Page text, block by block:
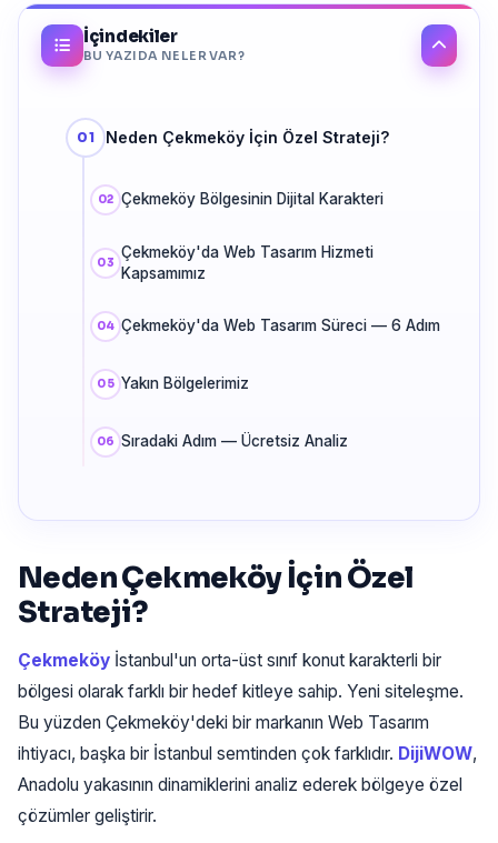
İçindekiler
BU YAZIDA NELER VAR?
Neden Çekmeköy İçin Özel Strateji?
Çekmeköy Bölgesinin Dijital Karakteri
Çekmeköy'da Web Tasarım Hizmeti
Kapsamımız
Çekmeköy'da Web Tasarım Süreci — 6 Adım
Yakın Bölgelerimiz
Sıradaki Adım — Ücretsiz Analiz
Neden Çekmeköy İçin Özel
Strateji?
Çekmeköy İstanbul'un orta-üst sınıf konut karakterli bir
bölgesi olarak farklı bir hedef kitleye sahip. Yeni siteleşme.
Bu yüzden Çekmeköy'deki bir markanın Web Tasarım
ihtiyacı, başka bir İstanbul semtinden çok farklıdır. DijiWOW,
Anadolu yakasının dinamiklerini analiz ederek bölgeye özel
çözümler geliştirir.